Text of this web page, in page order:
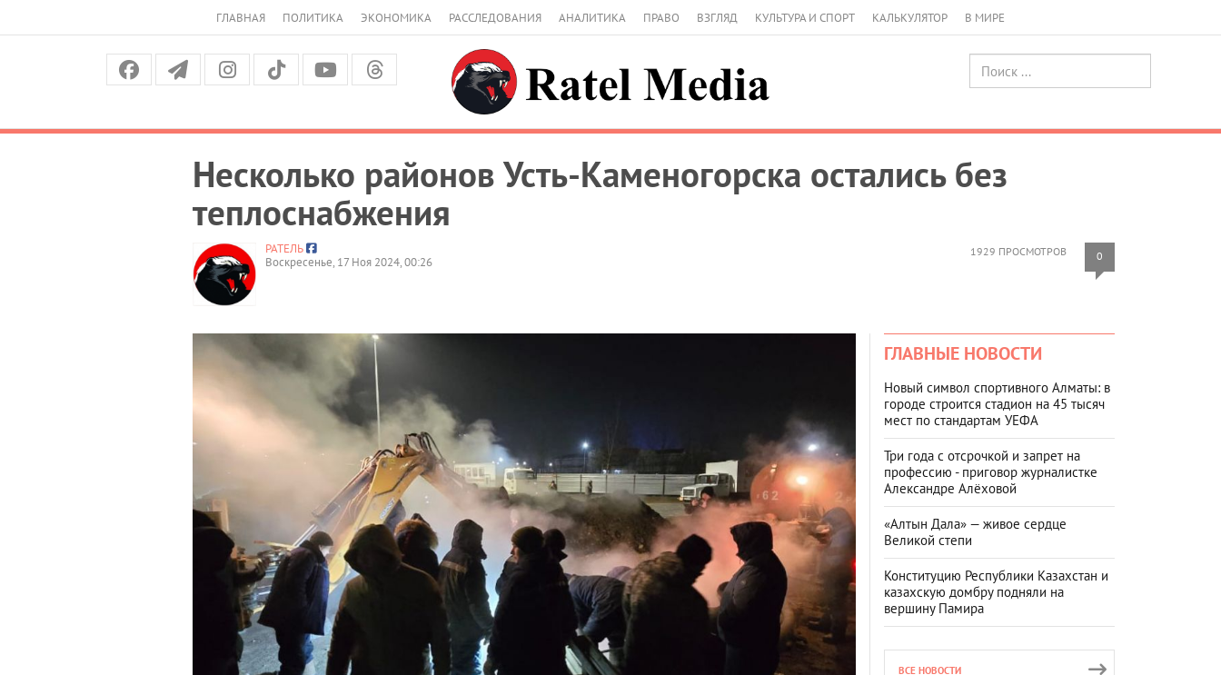
ГЛАВНАЯ ПОЛИТИКА ЭКОНОМИКА РАССЛЕДОВАНИЯ АНАЛИТИКА ПРАВО ВЗГЛЯД КУЛЬТУРА И СПОРТ КАЛЬКУЛЯТОР В МИРЕ
Несколько районов Усть-Каменогорска остались без
теплоснабжения
1929 ПРОСМОТРОВ 0
РАТЕЛЬ
Воскресенье, 17 Ноя 2024, 00:26
ГЛАВНЫЕ НОВОСТИ
Новый символ спортивного Алматы: в
городе строится стадион на 45 тысяч
мест по стандартам УЕФА
Три года с отсрочкой и запрет на
профессию - приговор журналистке
Александре Алёховой
«Алтын Дала» — живое сердце
Великой степи
Конституцию Республики Казахстан и
казахскую домбру подняли на
вершину Памира
ВСЕ НОВОСТИ